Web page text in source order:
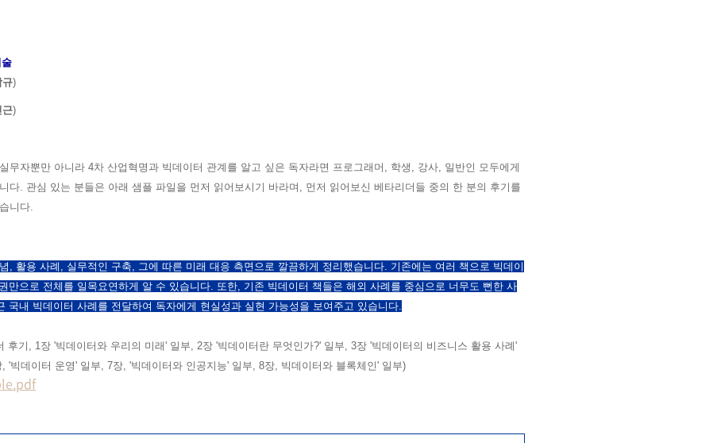
규)
근)
무자뿐만 아니라 4차 산업혁명과 빅데이터 관계를 알고 싶은 독자라면 프로그래머, 학생, 강사, 일반인 모두에게
다. 관심 있는 분들은 아래 샘플 파일을 먼저 읽어보시기 바라며, 먼저 읽어보신 베타리더들 중의 한 분의 후기를
니다.
, 활용 사례, 실무적인 구축, 그에 따른 미래 대응 측면으로 깔끔하게 정리했습니다. 기존에는 여러 책으로 빅데이
만으로 전체를 일목요연하게 알 수 있습니다. 또한, 기존 빅데이터 책들은 해외 사례를 중심으로 너무도 뻔한 사
국내 빅데이터 사례를 전달하여 독자에게 현실성과 실현 가능성을 보여주고 있습니다.
후기, 1장 '빅데이터와 우리의 미래' 일부, 2장 '빅데이터란 무엇인가?' 일부, 3장 '빅데이터의 비즈니스 활용 사례'
'빅데이터 운영' 일부, 7장, '빅데이터와 인공지능' 일부, 8장, 빅데이터와 블록체인' 일부)